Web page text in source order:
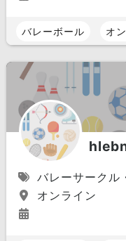
バレーボール オ
バレーサークル
オンライン